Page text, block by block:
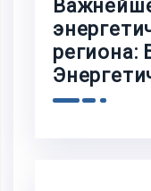
региона: